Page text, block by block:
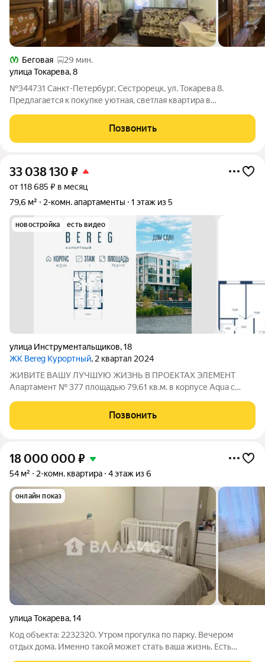
Беговая
29 мин.
улица Токарева,8
№344731 Санкт-Петербург, Сестрорецк, ул. Токарева 8.
Предлагается к покупке уютная, светлая квартира в
расположенном в центре популярного курортного места
Санкт-Петербурга - в городе Сестрорецке.
Позвонить
33 038 130 ₽
от 118 685 ₽ в месяц
79,6 м²
2-комн. апартаменты 1 этаж из 5
новостройка есть видео
улица Инструментальщиков,18
ЖК Bereg Курортный, 2 квартал 2024
ЖИВИТЕ ВАШУ ЛУЧШУЮ ЖИЗНЬ В ПРОЕКТАХ ЭЛЕМЕНТ
Апартамент № 377 площадью 79,61 кв.м. в корпусе Aqua с
первый проект петербургского девелопера ELEMENT (ранее
Element Development) в
Позвонить
18 000 000 ₽
54 м² 2-комн. квартира 4 этаж из 6
онлайн показ
улица Токарева,14
Код объекта: 2232320. Утром прогулка по парку. Вечером
отдых дома. Именно такой может стать ваша жизнь. Есть